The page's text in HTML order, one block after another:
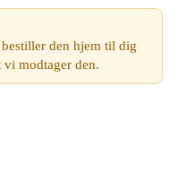
den hjem til dig
vi modtager den.